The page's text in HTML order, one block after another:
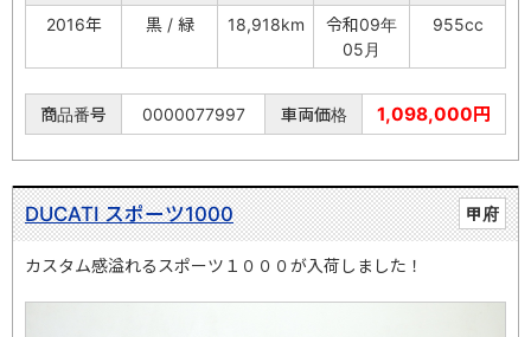
2016年
黒 / 緑 18,918km
令和09年
05月
955cc
商品番号 0000077997 車両価格 1,098,000円
甲府
DUCATI スポーツ1000
カスタム感溢れるスポーツ１０００が入荷しました！